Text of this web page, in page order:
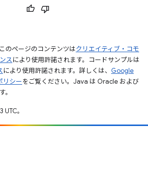
のページのコンテンツはクリエイティブ・コモ
スにより使用許諾されます。コードサンプルは
により使用許諾されます。詳しくは、 Google
リシーをご覧ください。Java は Oracle および
。
。